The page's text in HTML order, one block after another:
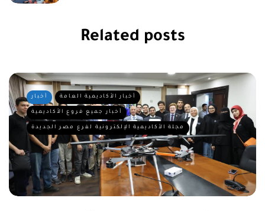
Related posts
أخبار أخبار الأكاديمية العامة
أخبار جميع فروع الأكاديمية
مجلة الأكاديمية الإلكترونية لفرع مصر الجديدة